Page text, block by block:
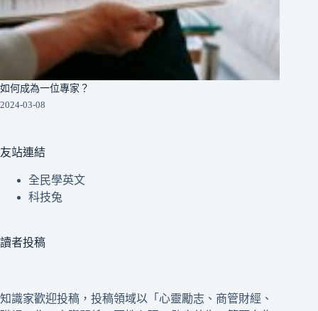
如何成為一位專家？
2024-03-08
友站連結
全民學英文
科技兔
讀者投稿
知識家歡迎投稿，投稿領域以「心靈勵志、商管財經、